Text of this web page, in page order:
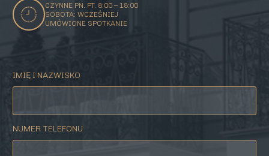
CZYNNE PN. PT. 8:00 – 18:00
SOBOTA: WCZEŚNIEJ
UMÓWIONE SPOTKANIE
IMIĘ I NAZWISKO
NUMER TELEFONU